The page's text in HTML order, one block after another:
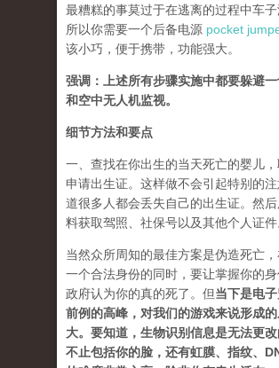
最糟糕的事莫过于在逃离的过程中车子
所以你需要一个后备电源 pocket
该小巧，便于携带，功能强大。
强调：上述所有步骤实施中都要躲避
和空中无人机监视。
细节方法和要点
一、查找在你出生的当天死亡的婴儿
申请出生证。这样做不会引起特别的
道很多人都会丢失自己的出生证。然
料获取驾照、社保号以及其他个人证件
当然众所周知的最佳方案是伪造死亡
一个合法身份的同时，要让掌握你的
政府认为你的真的死了。但当下是电
前例的高峰，对我们的游戏来说形成
大。要知道，生物识别信息是无法更
不止包括你的脸，还有虹膜、指纹、